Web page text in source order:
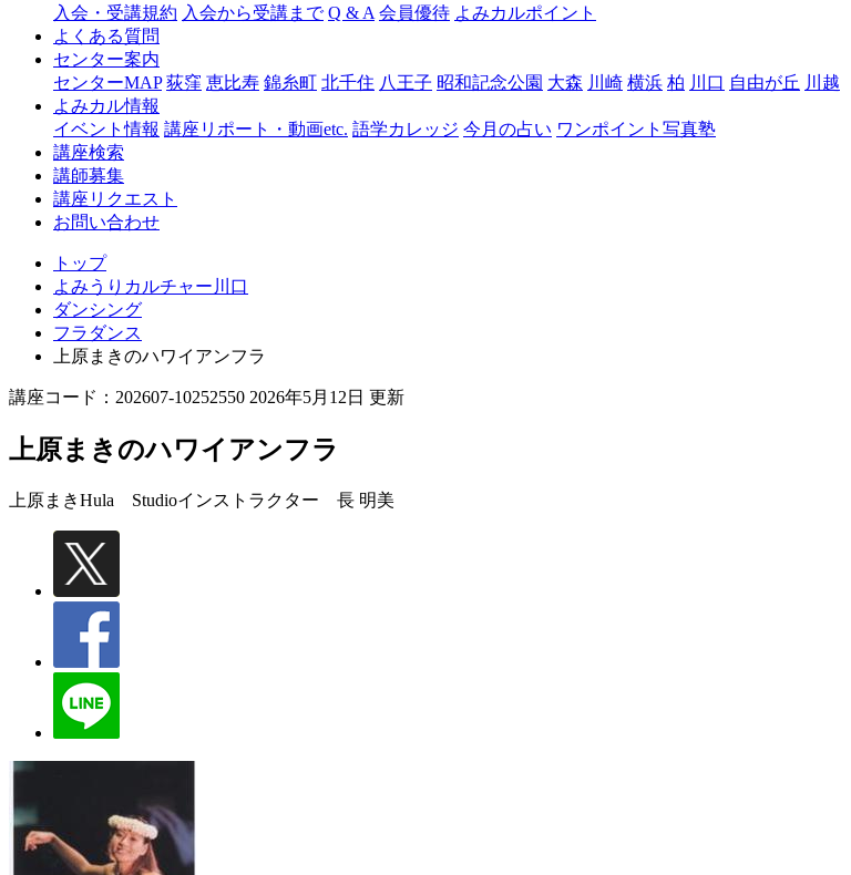
ャ
川
口
入会・受講規約 入会から受講まで Q & A 会員優待 よみカルポイント
よくある質問
センター案内
センターMAP 荻窪 恵比寿 錦糸町 北千住 八王子 昭和記念公園 大森 川崎 横浜 柏 川口 自由が丘 川越
よみカル情報
イベント情報 講座リポート・動画etc. 語学カレッジ 今月の占い ワンポイント写真塾
講座検索
講師募集
講座リクエスト
お問い合わせ
トップ
よみうりカルチャー川口
ダンシング
フラダンス
上原まきのハワイアンフラ
講座コード：202607-10252550 2026年5月12日 更新
上原まきのハワイアンフラ
上原まきHula Studioインストラクター 長 明美